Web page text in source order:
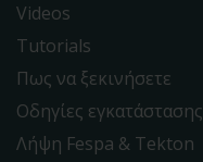
Videos
Tutorials
Πως να ξεκινήσετε
Οδηγίες εγκατάστασης
Λήψη Fespa & Tekton